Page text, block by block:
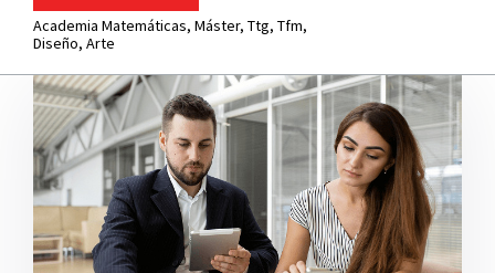
Academia Matemáticas, Máster, Ttg, Tfm,
Diseño, Arte